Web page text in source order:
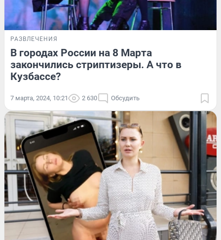
РАЗВЛЕЧЕНИЯ
В городах России на 8 Марта
закончились стриптизеры. А что в
Кузбассе?
7 марта, 2024, 10:21 2 630 Обсудить